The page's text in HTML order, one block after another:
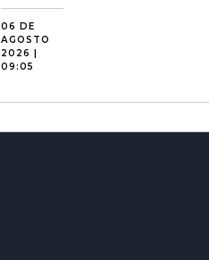
06 DE
AGOSTO
2026 |
09:05